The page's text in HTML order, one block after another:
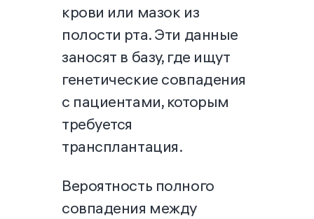
крови или мазок из
полости рта. Эти данные
заносят в базу, где ищут
генетические совпадения
с пациентами, которым
требуется
трансплантация.
Вероятность полного
совпадения между